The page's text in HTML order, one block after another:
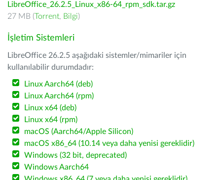
LibreOffice_26.2.5_Linux_x86-64_rpm_sdk.tar.gz
27 MB (Torrent, Bilgi)
İşletim Sistemleri
LibreOffice 26.2.5 aşağıdaki sistemler/mimariler için
kullanılabilir durumdadır:
Linux Aarch64 (deb)
Linux Aarch64 (rpm)
Linux x64 (deb)
Linux x64 (rpm)
macOS (Aarch64/Apple Silicon)
macOS x86_64 (10.14 veya daha yenisi gereklidir)
Windows (32 bit, deprecated)
Windows Aarch64